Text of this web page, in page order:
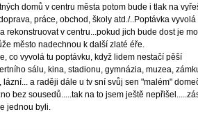
domů v centru města potom bude i tlak na
práce, obchod, školy atd./..Poptávka vyvolá
rekonstruovat v centru...pokud jich bude dost je
město nadechnou k další zlaté éře.
co vyvolá tu poptávku, když lidem nestačí pěší
sálu, kina, stadionu, gymnázia, muzea,
a raději dále u tv sní svůj sen "malém"
bez sousedů.....tak na to jsem ještě
jednou byli.